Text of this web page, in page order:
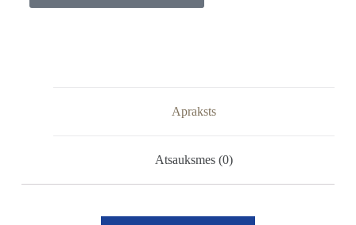
Apraksts
Atsauksmes (0)